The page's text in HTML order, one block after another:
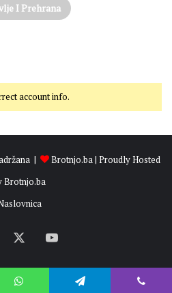
I Prehrana
account info.
| Brotnjo.ba| Proudly Hosted
Brotnjo.ba
YouTube